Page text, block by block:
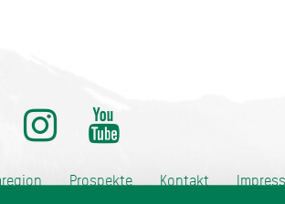
Prospekte Kontakt